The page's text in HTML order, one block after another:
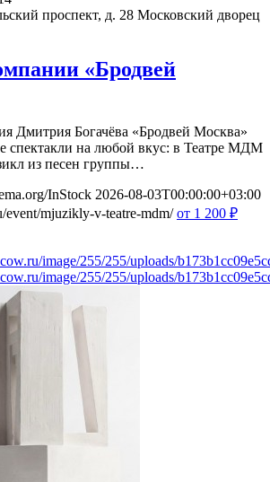
проспект, д. 28 Московский дворец
«Бродвей
Дмитрия Богачёва «Бродвей Москва»
спектакли на любой вкус: в Театре МДМ
из песен группы…
InStock 2026-08-03T00:00:00+03:00
event/mjuzikly-v-teatre-mdm/ от 1 200 ₽
image/255/255/uploads/
image/255/255/uploads/